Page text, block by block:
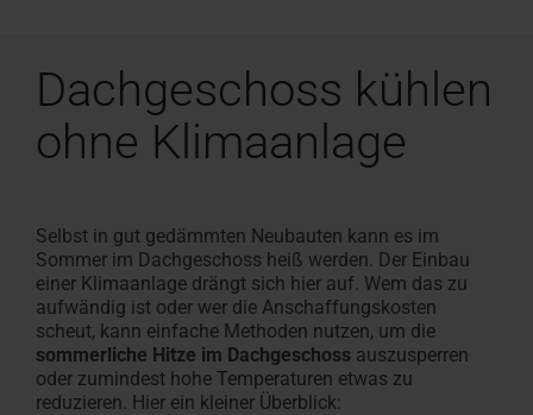
Dachgeschoss kühlen
ohne Klimaanlage
Selbst in gut gedämmten Neubauten kann es im
Sommer im Dachgeschoss heiß werden. Der Einbau
einer Klimaanlage drängt sich hier auf. Wem das zu
aufwändig ist oder wer die Anschaffungskosten
scheut, kann einfache Methoden nutzen, um die
sommerliche Hitze im Dachgeschoss auszusperren
oder zumindest hohe Temperaturen etwas zu
reduzieren. Hier ein kleiner Überblick: